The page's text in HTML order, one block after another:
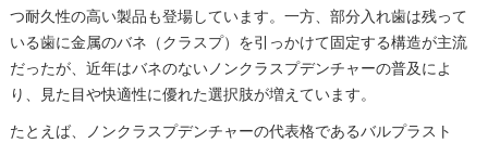
つ耐久性の高い製品も登場しています。一方、部分入れ歯は残って
いる歯に金属のバネ（クラスプ）を引っかけて固定する構造が主流
だったが、近年はバネのないノンクラスプデンチャーの普及によ
り、見た目や快適性に優れた選択肢が増えています。
たとえば、ノンクラスプデンチャーの代表格であるバルプラスト